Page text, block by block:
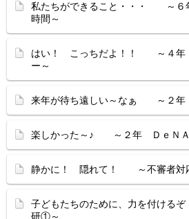
私たちができること・・・ ～６
時間～
はい！ こっちだよ！！ ～４年
ー～
来年が待ち遠しい～なぁ ～２年
楽しかった～♪ ～２年 ＤｅＮＡ
静かに！ 隠れて！ ～不審者対
子どもたちのために、力を付け
研①～